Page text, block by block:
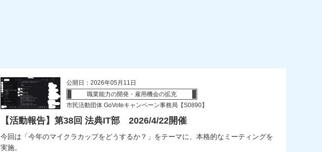
公開日：2026年05月11日
職業能力の開発・雇用機会の拡充
市民活動団体 GoVoteキャンペーン事務局【S0890】
【活動報告】第38回 法典IT部 2026/4/22開催
今回は「今年のマイクラカップをどうするか？」をテーマに、本格的なミーティングを
実施。